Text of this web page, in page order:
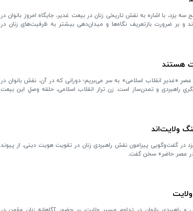
با اشاره به نقش تاریخی زنان در بیعت غدیر، جایگاه امروز بانوان در
و بر ضرورت بازتعریف نگاه‌ها و میدان‌دهی بیشتر به ظرفیت‌های زنان در
هستند
«غدیرِ انقلاب اسلامی» به سر می‌بریم؛ دورانی که در آن، نقش بانوان در
و تمدن‌ساز است. زن تراز انقلاب اسلامی، حلقه وصلِ این بیعت
ولایت‌اند
گفت‌وگویی پیرامون نقش راهبردی زنان در تقویت هویت دینی، از پیوند
در عصر حاضر» سخن گفت.